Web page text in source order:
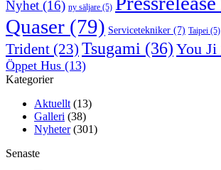
Nyhet (16) ny säljare (5)
Quaser (79) Servicetekniker (7) Taipei (5)
Trident (23) Tsugami (36) You Ji
Öppet Hus (13)
Kategorier
Aktuellt (13)
Galleri (38)
Nyheter(301)
Senaste